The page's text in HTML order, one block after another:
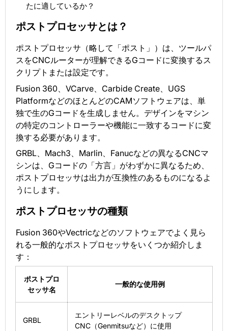
たに適しているか？
ポストプロセッサとは？
ポストプロセッサ（略して「ポスト」）は、ツールパ
スをCNCルーターが理解できるGコードに変換するス
クリプトまたは設定です。
Fusion 360、VCarve、Carbide Create、UGS
PlatformなどのほとんどのCAMソフトウェアは、単
独で生のGコードを生成しません。デザインをマシン
の特定のコントローラーや機能に一致するコードに変
換する必要があります。
GRBL、Mach3、Marlin、Fanucなどの異なるCNCマ
シンは、Gコードの「方言」がわずかに異なるため、
ポストプロセッサは出力が互換性のあるものになるよ
うにします。
ポストプロセッサの種類
Fusion 360やVectricなどのソフトウェアでよく見ら
れる一般的なポストプロセッサをいくつか紹介しま
す：
ポストプロ
セッサ名
一般的な使用例
GRBL
エントリーレベルのデスクトップ
CNC（Genmitsuなど）に使用